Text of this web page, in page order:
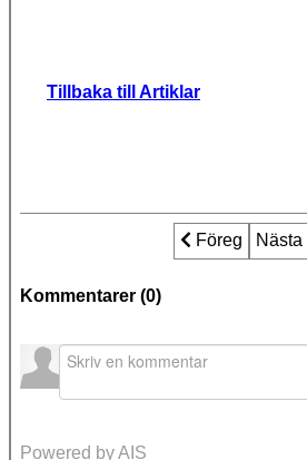
Tillbaka till Artiklar
Föregående
Föreg Nästa
Kommentarer (0)
Powered by AIS